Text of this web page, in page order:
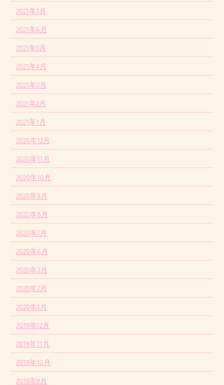
2021年7月
2021年6月
2021年5月
2021年4月
2021年3月
2021年2月
2021年1月
2020年12月
2020年11月
2020年10月
2020年9月
2020年8月
2020年7月
2020年6月
2020年3月
2020年2月
2020年1月
2019年12月
2019年11月
2019年10月
2019年9月